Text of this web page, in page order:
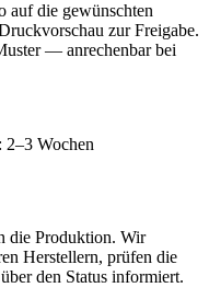
auf die gewünschten
zur Freigabe.
— anrechenbar bei
2–3 Wochen
die Produktion. Wir
Herstellern, prüfen die
den Status informiert.